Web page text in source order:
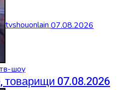
tvshouonlain07.08.2026
шоу
товарищи 07.08.2026